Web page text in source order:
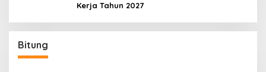
Kerja Tahun 2027
Bitung